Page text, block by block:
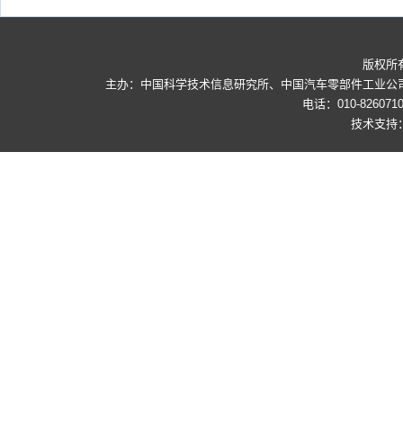
版权所
主办：中国科学技术信息研究所、中国汽车零部件工业
电话：010-
技术支持